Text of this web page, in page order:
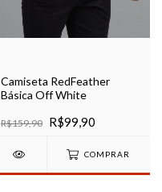
Camiseta RedFeather
Básica Off White
R$159,90 R$99,90
COMPRAR